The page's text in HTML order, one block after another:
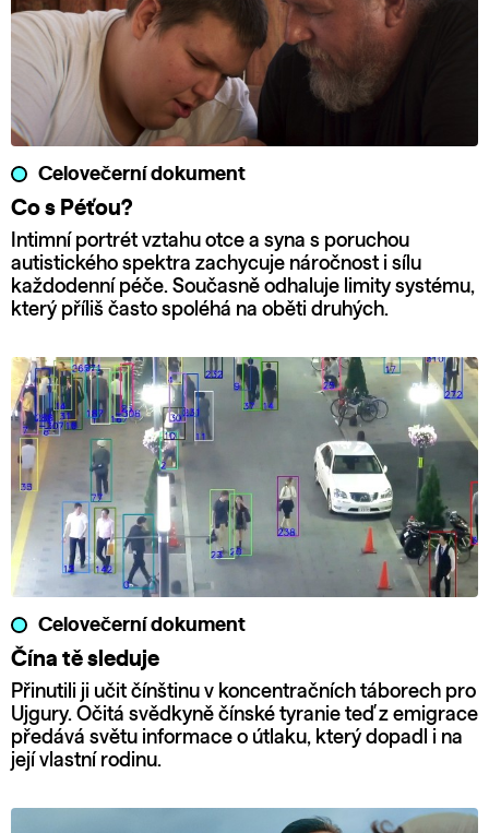
Celovečerní dokument
Co s Péťou?
Intimní portrét vztahu otce a syna s poruchou
autistického spektra zachycuje náročnost i sílu
každodenní péče. Současně odhaluje limity systému,
který příliš často spoléhá na oběti druhých.
Celovečerní dokument
Čína tě sleduje
Přinutili ji učit čínštinu v koncentračních táborech pro
Ujgury. Očitá svědkyně čínské tyranie teď z emigrace
předává světu informace o útlaku, který dopadl i na
její vlastní rodinu.